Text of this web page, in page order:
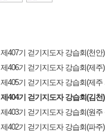
제407기 걷기지도자 강습회(천안)
제406기 걷기지도자 강습회(제주)
제405기 걷기지도자 강습회(제주
제404기 걷기지도자 강습회(김천)
제403기 걷기지도자 강습회(원주
제402기 걷기지도자 강습회(파주)